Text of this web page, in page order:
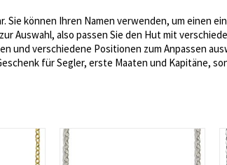
Sie können Ihren Namen verwenden, um einen
Auswahl, also passen Sie den Hut mit
und verschiedene Positionen zum Anpassen
für Segler, erste Maaten und Kapitäne,